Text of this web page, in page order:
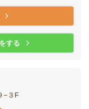
する
−３F